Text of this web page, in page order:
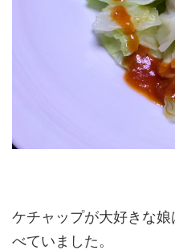
ケチャップが大好きな
べていました。